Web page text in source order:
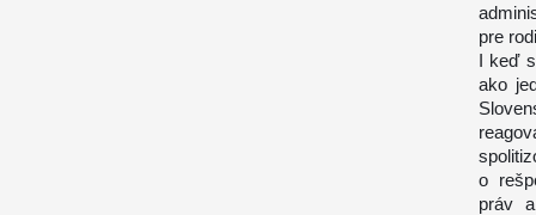
pre
I keď
ako
o
práv